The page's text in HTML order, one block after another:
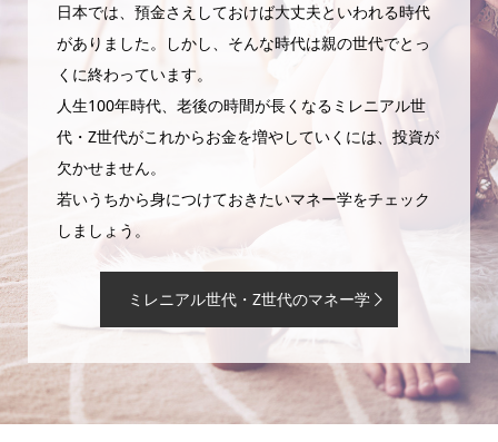
日本では、預金さえしておけば大丈夫といわれる時代
がありました。しかし、そんな時代は親の世代でとっ
くに終わっています。
人生100年時代、老後の時間が長くなるミレニアル世
代・Z世代がこれからお金を増やしていくには、投資が
欠かせません。
若いうちから身につけておきたいマネー学をチェック
しましょう。
ミレニアル世代・Z世代のマネー学